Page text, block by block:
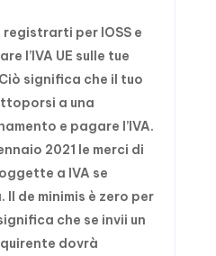
per IOSS e
l’IVA UE sulle tue
significa che il tuo
a una
e pagare l’IVA.
2021 le merci di
a IVA se
de minimis è zero per
che se invii un
dovrà